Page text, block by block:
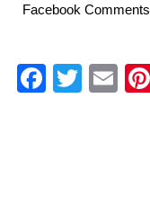
Facebook Comments